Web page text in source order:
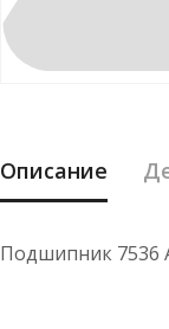
Описание
Подшипник 7536